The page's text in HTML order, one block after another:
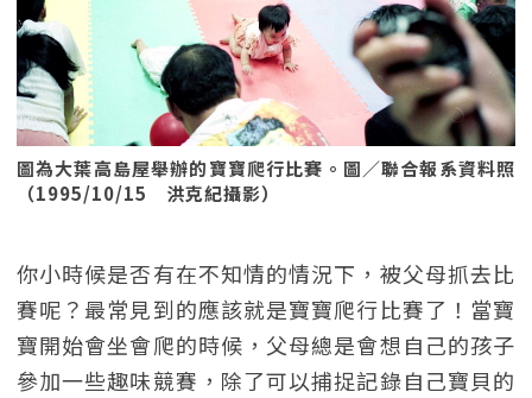
圖為大葉高島屋舉辦的寶寶爬行比賽。圖／聯合報系資料照
（1995/10/15 洪克紀攝影）
你小時候是否有在不知情的情況下，被父母抓去比
賽呢？最常見到的應該就是寶寶爬行比賽了！當寶
寶開始會坐會爬的時候，父母總是會想自己的孩子
參加一些趣味競賽，除了可以捕捉記錄自己寶貝的